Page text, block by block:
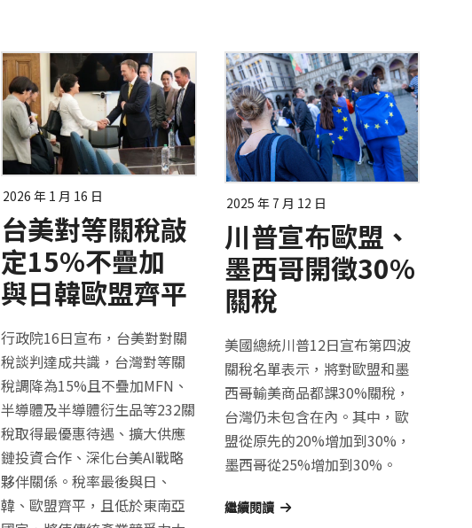
2026 年 1 月 16 日
台美對等關稅敲
定15%不疊加
與日韓歐盟齊平
行政院16日宣布，台美對對關
稅談判達成共識，台灣對等關
稅調降為15%且不疊加MFN、
半導體及半導體衍生品等232關
稅取得最優惠待遇、擴大供應
鏈投資合作、深化台美AI戰略
夥伴關係。稅率最後與日、
韓、歐盟齊平，且低於東南亞
2025 年 7 月 12 日
川普宣布歐盟、
墨西哥開徵30%
關稅
美國總統川普12日宣布第四波
關稅名單表示，將對歐盟和墨
西哥輸美商品都課30%關稅，
台灣仍未包含在內。其中，歐
盟從原先的20%增加到30%，
墨西哥從25%增加到30%。
繼續閱讀